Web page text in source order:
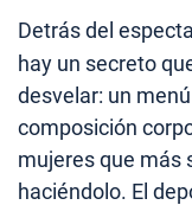
Detrás del
hay un secreto
desvelar: un
composición
mujeres que más
haciéndolo. El